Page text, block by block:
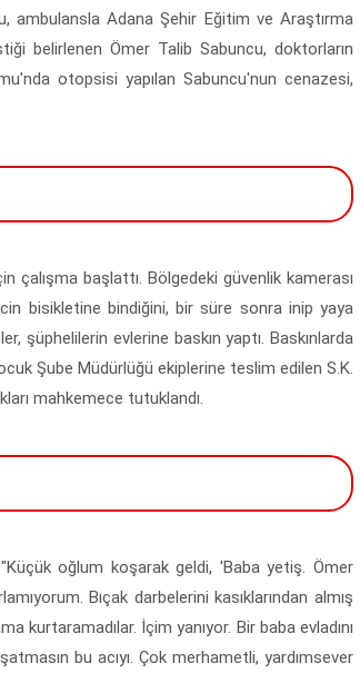
ambulansla Adana Şehir Eğitim ve Araştırma
belirlenen Ömer Talib Sabuncu, doktorların
otopsisi yapılan Sabuncu'nun cenazesi,
çalışma başlattı. Bölgedeki güvenlik kamerası
bisikletine bindiğini, bir süre sonra inip yaya
şüphelilerin evlerine baskın yaptı. Baskınlarda
Şube Müdürlüğü ekiplerine teslim edilen S.K.
mahkemece tutuklandı.
oğlum koşarak geldi, 'Baba yetiş. Ömer
Bıçak darbelerini kasıklarından almış
İçim yanıyor. Bir baba evladını
bu acıyı. Çok merhametli, yardımsever